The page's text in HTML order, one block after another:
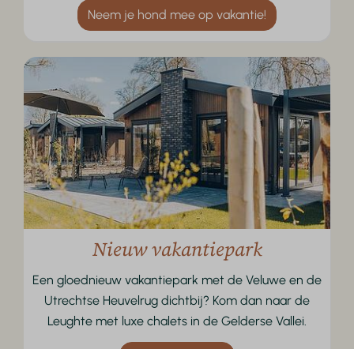
Neem je hond mee op vakantie!
Nieuw vakantiepark
Een gloednieuw vakantiepark met de Veluwe en de
Utrechtse Heuvelrug dichtbij? Kom dan naar de
Leughte met luxe chalets in de Gelderse Vallei.